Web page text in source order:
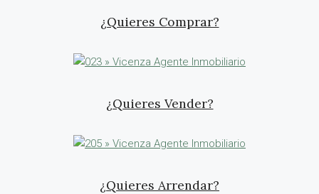
¿Quieres Comprar?
¿Quieres Vender?
¿Quieres Arrendar?